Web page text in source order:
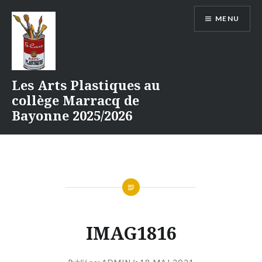
contenu
Les Arts Plastiques au
collège Marracq de
Bayonne 2025/2026
MENU
IMAG1816